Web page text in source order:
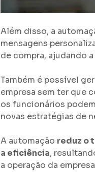
Além disso, a
mensagens
de compra, ajudando
Também é possível
empresa sem ter que
os funcionários
novas estratégias de
A automação reduz o
a eficiência,
a operação da